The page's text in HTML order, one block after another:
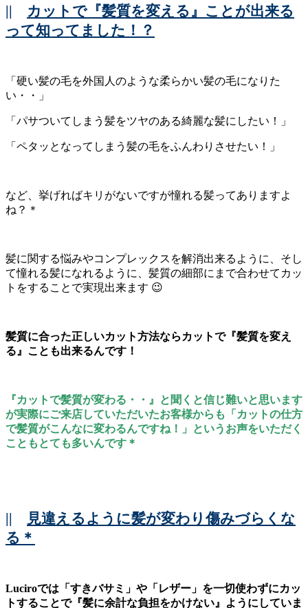
|| カットで『髪質を変える』ことが出来る
って知ってました！？
「硬い髪の毛を外国人のような柔らかい髪の毛になりた
い・・」
「パサついてしまう髪をツヤのある綺麗な髪にしたい！」
「ペタッとなってしまう髪の毛をふんわりさせたい！」
など、挙げればキリがないですが憧れる髪ってありますよ
ね？＊
髪に関する悩みやコンプレックスを解消出来るように、そし
て憧れる髪になれるように、髪質の細部にまで合わせてカッ
トをすることで実現出来ます 😉
髪質に合った正しいカット方法ならカットで『髪質を変え
る』ことも出来るんです！
『カットで髪質が変わる・・』と聞くと信じ難いと思います
が実際にご来店していただいたお客様からも「カットの仕方
で髪質がこんなに変わるんですね！」というお声をいただく
こともとても多いんです＊
||
見違えるように髪が変わり傷みづらくな
る＊
Luciroでは「すきバサミ」や「レザー」を一切使わずにカッ
トすることで『髪に余計な負担をかけない』ようにしていま